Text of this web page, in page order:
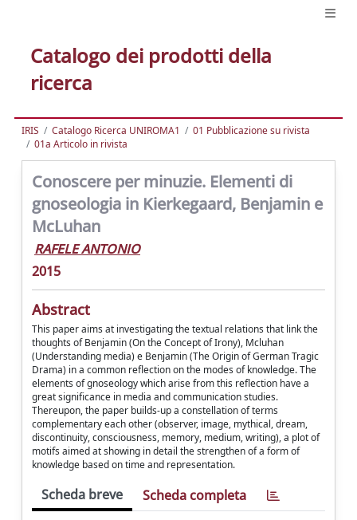
Catalogo dei prodotti della
ricerca
IRIS Catalogo Ricerca UNIROMA1
01 Pubblicazione su rivista
01a Articolo in rivista
Conoscere per minuzie. Elementi di
gnoseologia in Kierkegaard, Benjamin e
McLuhan
RAFELE ANTONIO
2015
Abstract
This paper aims at investigating the textual relations that link the
thoughts of Benjamin (On the Concept of Irony), Mcluhan
(Understanding media) e Benjamin (The Origin of German Tragic
Drama) in a common reflection on the modes of knowledge. The
elements of gnoseology which arise from this reflection have a
great significance in media and communication studies.
Thereupon, the paper builds-up a constellation of terms
complementary each other (observer, image, mythical, dream,
discontinuity, consciousness, memory, medium, writing), a plot of
motifs aimed at showing in detail the strengthen of a form of
knowledge based on time and representation.
Scheda breve Scheda completa